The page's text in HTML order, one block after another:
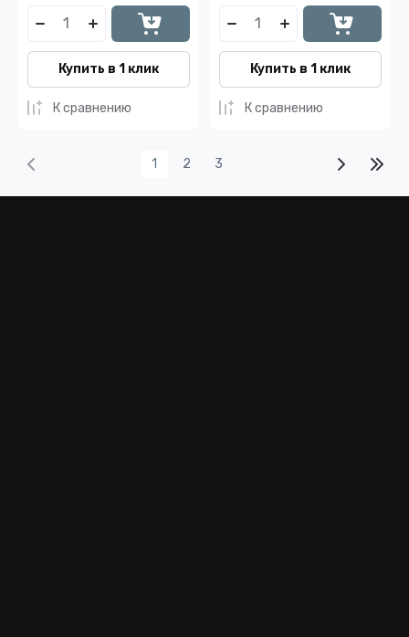
Купить в 1 клик
К сравнению
Купить в 1 клик
К сравнению
1 2 3